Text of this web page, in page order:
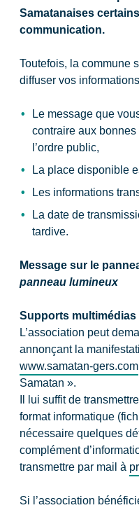
Samatanaises
communication.
Toutefois, la commune
diffuser vos
Le message que
contraire aux
l’ordre public,
La place disponible
Les informations
La date de
tardive.
Message sur le
panneau lumineux
Supports multimédias
L’association peut
annonçant la
www.samatan-gers.com
Samatan ».
Il lui suffit de
format informatique
nécessaire quelques
complément
transmettre par mail à
Si l’association